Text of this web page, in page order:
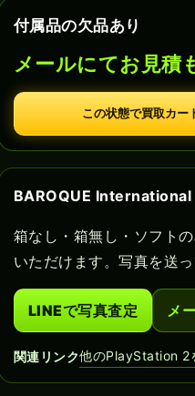
付属品の欠品あり
メールにてお見積
この状態で買取カー
BAROQUE International
箱なし・箱無し・ソフト
いただけます。写真を送
LINEで写真査定 メ
関連リンク他のPlayStation 2